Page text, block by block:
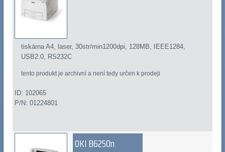
tiskárna A4, laser, 30str/min1200dpi, 128MB, IEEE1284,
USB2.0, RS232C
tento produkt je archivní a není tedy určen k prodeji
ID: 102065
P/N: 01224801
OKI B6250n